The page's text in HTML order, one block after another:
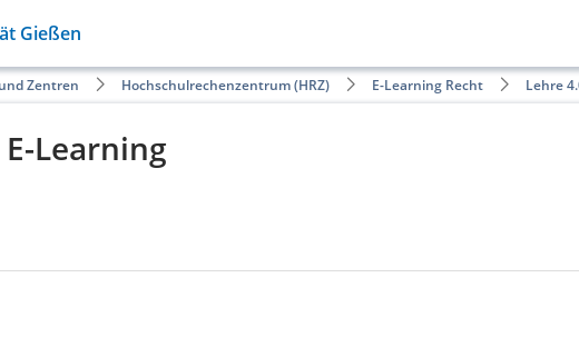
Gießen
Zentren Hochschulrechenzentrum (HRZ) E-Learning Recht Lehre
Learning